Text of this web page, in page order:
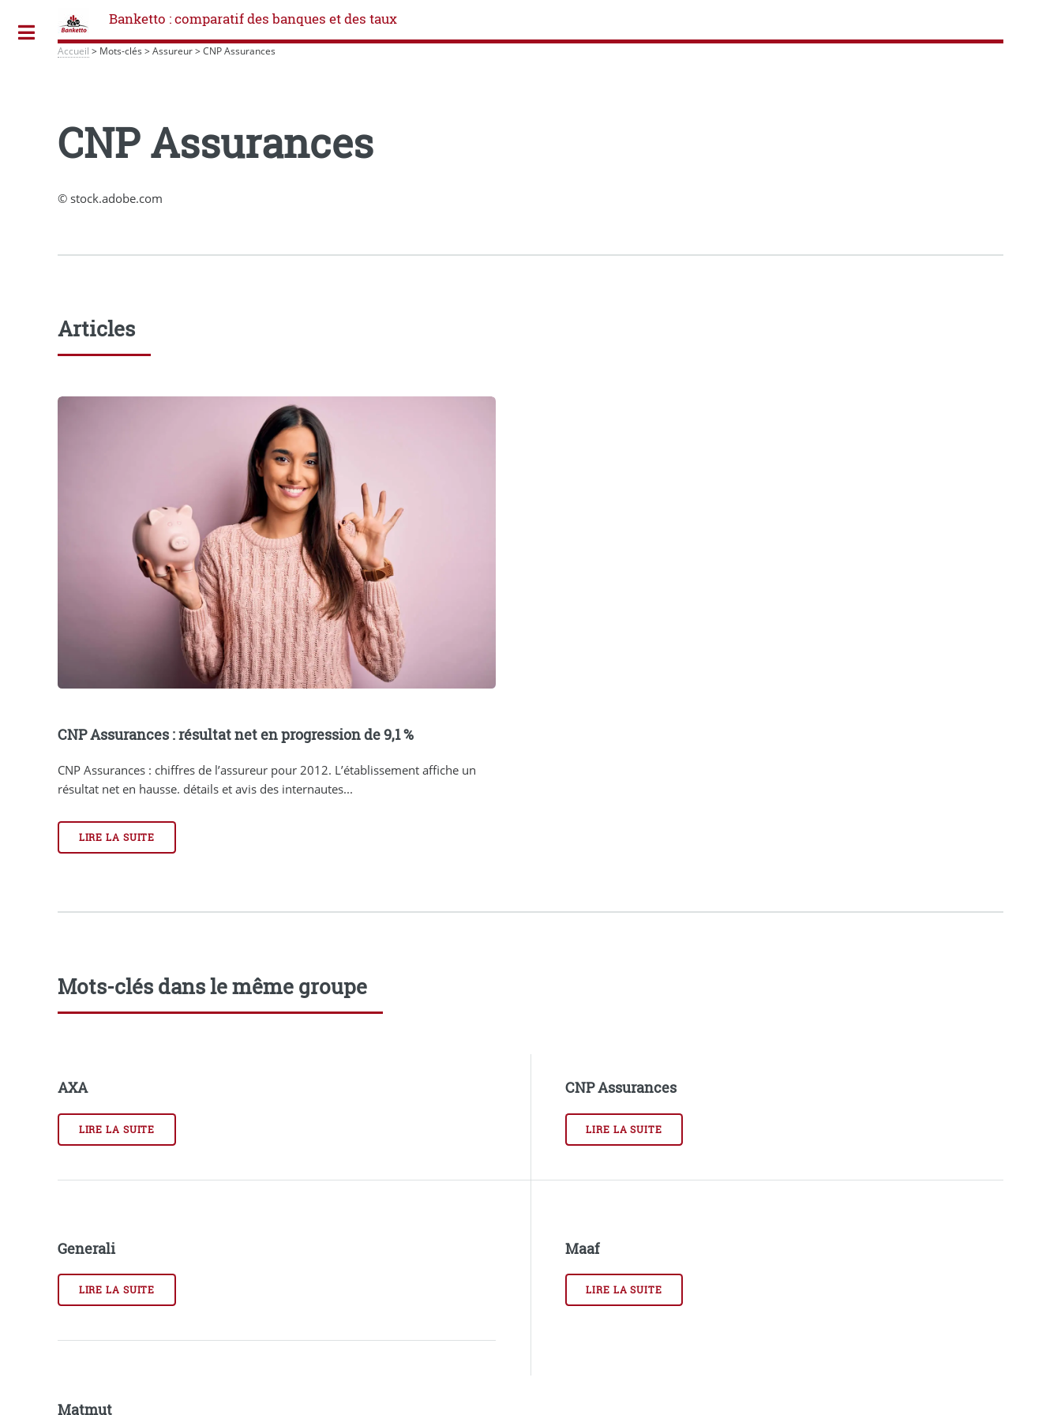
Banketto : comparatif des banques et des taux
Accueil > Mots-clés >Assureur>CNP Assurances
CNP Assurances
© stock.adobe.com
Articles
CNP Assurances : résultat net en progression de 9,1 %
CNP Assurances : chiffres de l’assureur pour 2012. L’établissement affiche un
résultat net en hausse. détails et avis des internautes...
LIRE LA SUITE
Mots-clés dans le même groupe
AXA
LIRE LA SUITE
CNP Assurances
LIRE LA SUITE
Generali
LIRE LA SUITE
Maaf
LIRE LA SUITE
Matmut
Toggle